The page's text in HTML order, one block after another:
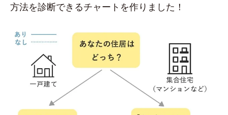
方法を診断できるチャートを作りました！